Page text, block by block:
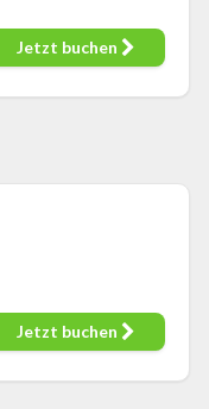
Jetzt buchen
Jetzt buchen